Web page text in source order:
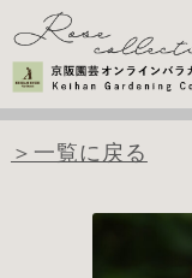
＞一覧に戻る